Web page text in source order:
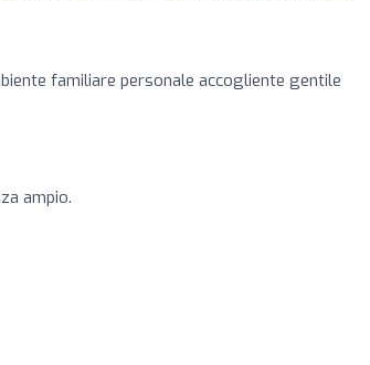
familiare personale accogliente gentile
ampio.